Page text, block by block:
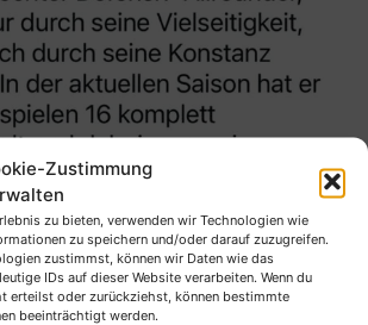
Zustimmung
zu bieten, verwenden wir Technologien wie
zu speichern und/oder darauf zuzugreifen.
zustimmst, können wir Daten wie das
IDs auf dieser Website verarbeiten. Wenn du
erteilst oder zurückziehst, können bestimmte
beeinträchtigt werden.